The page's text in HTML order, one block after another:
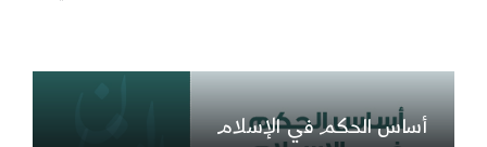
أساس الحكم في الإسلام